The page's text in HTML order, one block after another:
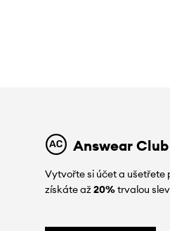
Answear Club
Vytvořte si účet a ušetřete
získáte až20%trvalou